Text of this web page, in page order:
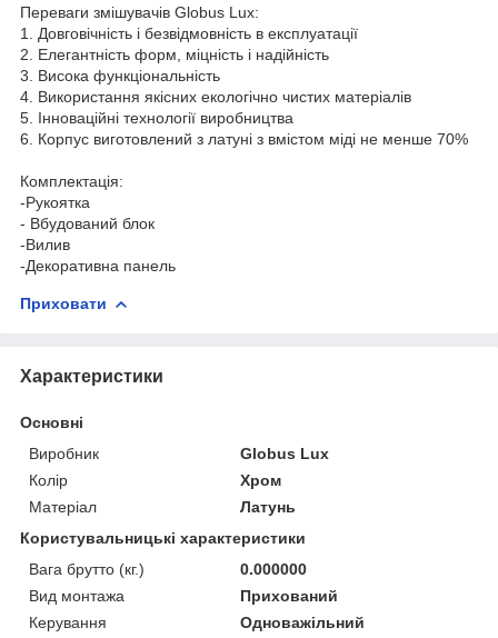
Переваги змішувачів Globus Lux:
1. Довговічність і безвідмовність в експлуатації
2. Елегантність форм, міцність і надійність
3. Висока функціональність
4. Використання якісних екологічно чистих матеріалів
5. Інноваційні технології виробництва
6. Корпус виготовлений з латуні з вмістом міді не менше 70%
Комплектація:
-Рукоятка
- Вбудований блок
-Вилив
-Декоративна панель
Приховати
Характеристики
Основні
Виробник
Globus Lux
Колір
Хром
Матеріал
Латунь
Користувальницькі характеристики
Вага брутто (кг.)
0.000000
Вид монтажа
Прихований
Керування
Одноважільний